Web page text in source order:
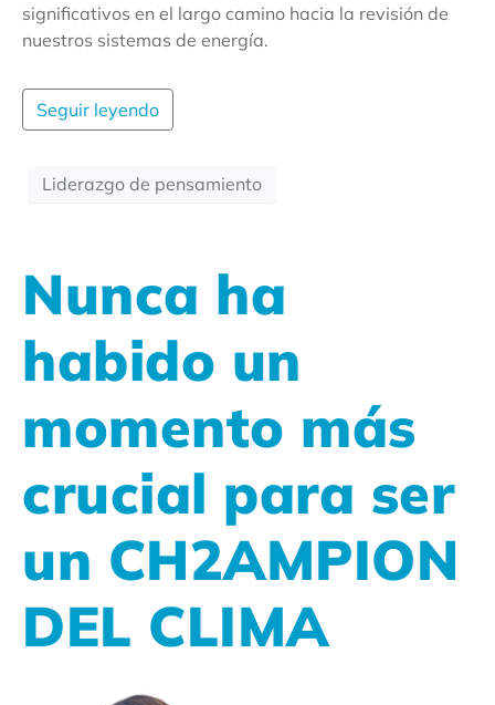
significativos en el largo camino hacia la revisión de
nuestros sistemas de energía.
Seguir leyendo
Liderazgo de pensamiento
Nunca ha
habido un
momento más
crucial para ser
un CH2AMPION
DEL CLIMA